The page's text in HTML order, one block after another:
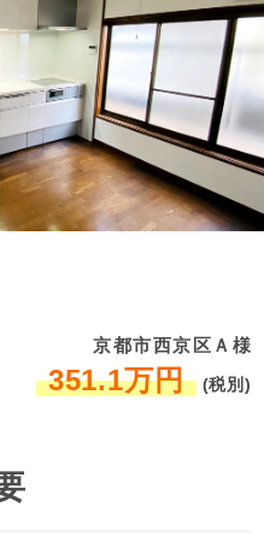
京都市西京区Ａ様
351.1万円 (税別)